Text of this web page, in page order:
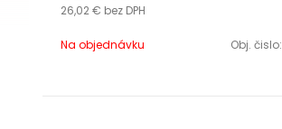
Výška 35 cm
Porcelán
26,02 € bez DPH
Na objednávku Obj. čislo: